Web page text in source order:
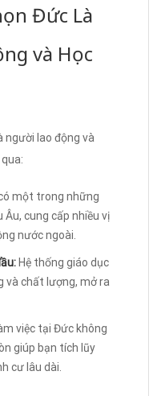
Đức Là
và Học
người lao động và
một trong những
cung cấp nhiều vị
nước ngoài.
Hệ thống giáo dục
và chất lượng, mở ra
việc tại Đức không
giúp bạn tích lũy
cư lâu dài.